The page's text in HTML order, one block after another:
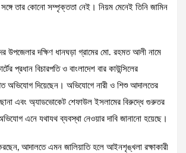
তার কোনো সম্পৃক্ততা নেই। নিয়ম মেনেই তিনি জামিন
উপজেলার দক্ষিণ ধানঘড়া গ্রামের মো. রহমত আলী নামে
প্রধান বিচারপতি ও বাংলাদেশ বার কাউন্সিলের
অভিযোগ দিয়েছেন। অভিযোগে নারী ও শিশু আদালতের
ছানা এবং অ্যাডভোকেট শেফাউল ইসলামের বিরুদ্ধে গুরুতর
এনে যথাযথ ব্যবস্থা নেওয়ার দাবি জানানো হয়েছে।
আদালতে এমন জালিয়াতি হলে আইনশৃঙ্খলা রক্ষাকারী